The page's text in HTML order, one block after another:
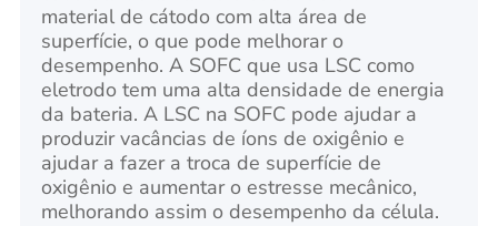
material de cátodo com alta área de
superfície, o que pode melhorar o
desempenho. A SOFC que usa LSC como
eletrodo tem uma alta densidade de energia
da bateria. A LSC na SOFC pode ajudar a
produzir vacâncias de íons de oxigênio e
ajudar a fazer a troca de superfície de
oxigênio e aumentar o estresse mecânico,
melhorando assim o desempenho da célula.